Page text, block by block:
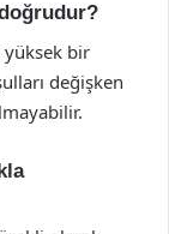
yüksek bir
değişken